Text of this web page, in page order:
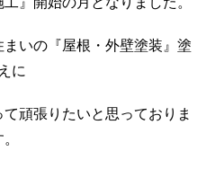
いの『屋根・外壁塗装』塗
に
頑張りたいと思っておりま